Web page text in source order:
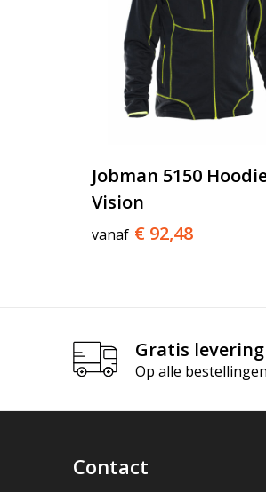
Jobman 5150
Vision
vanaf € 92,48
Gratis levering
Op alle bestellingen
Contact